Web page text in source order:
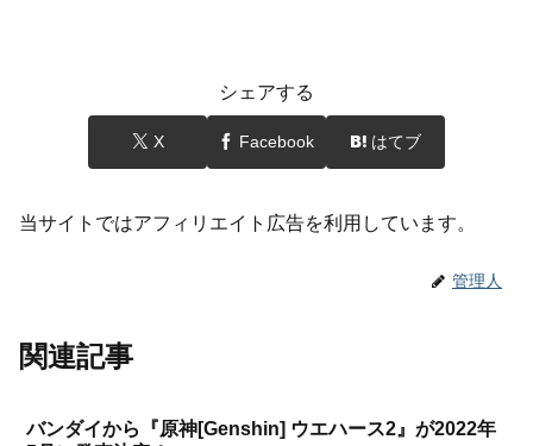
シェアする
X Facebook はてブ
当サイトではアフィリエイト広告を利用しています。
管理人
関連記事
バンダイから『原神[Genshin] ウエハース2』が2022年